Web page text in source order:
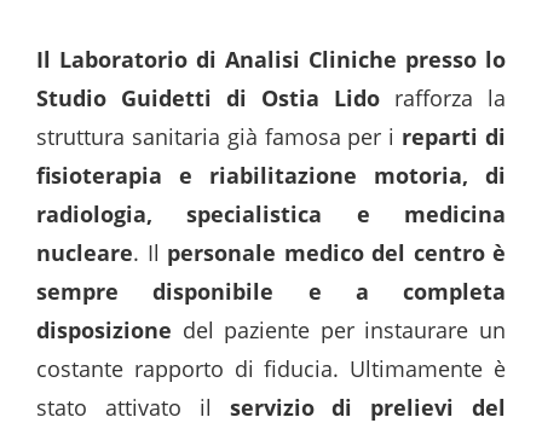
Il Laboratorio di Analisi Cliniche presso lo
Studio Guidetti di Ostia Lido rafforza la
struttura sanitaria già famosa per i reparti di
fisioterapia e riabilitazione motoria, di
radiologia, specialistica e medicina
nucleare. Il personale medico del centro è
sempre disponibile e a completa
disposizione del paziente per instaurare un
costante rapporto di fiducia. Ultimamente è
stato attivato il servizio di prelievi del